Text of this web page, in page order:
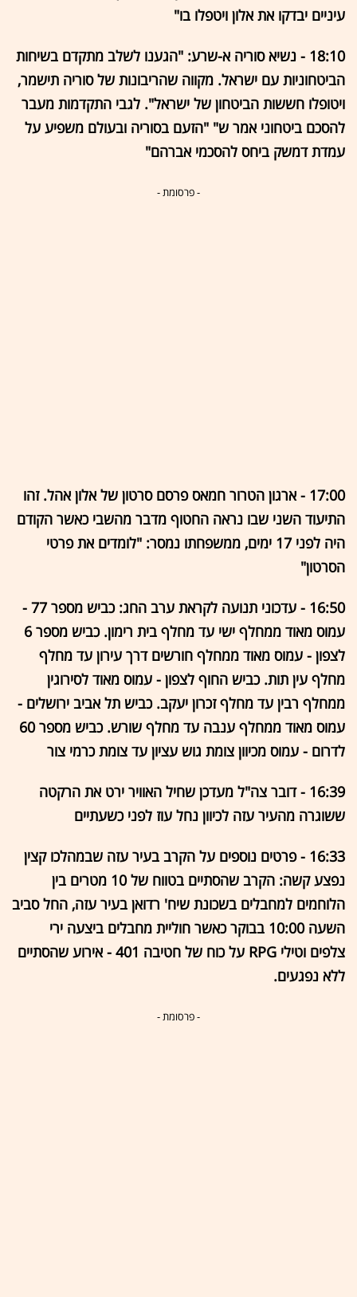
עיניים יבדקו את אלון ויטפלו בו"
18:10 - נשיא סוריה א-שרע: "הגענו לשלב מתקדם בשיחות
הביטחוניות עם ישראל. מקווה שהריבונות של סוריה תישמר,
ויטופלו חששות הביטחון של ישראל". לגבי התקדמות מעבר
להסכם ביטחוני אמר ש" "הזעם בסוריה ובעולם משפיע על
עמדת דמשק ביחס להסכמי אברהם"
- פרסומת -
17:00 - ארגון הטרור חמאס פרסם סרטון של אלון אהל. זהו
התיעוד השני שבו נראה החטוף מדבר מהשבי כאשר הקודם
היה לפני 17 ימים, ממשפחתו נמסר: "לומדים את פרטי
הסרטון"
16:50 - עדכוני תנועה לקראת ערב החג: כביש מספר 77 -
עמוס מאוד ממחלף ישי עד מחלף בית רימון. כביש מספר 6
לצפון - עמוס מאוד ממחלף חורשים דרך עירון עד מחלף
מחלף עין תות. כביש החוף לצפון - עמוס מאוד לסירוגין
ממחלף רבין עד מחלף זכרון יעקב. כביש תל אביב ירושלים -
עמוס מאוד ממחלף ענבה עד מחלף שורש. כביש מספר 60
לדרום - עמוס מכיוון צומת גוש עציון עד צומת כרמי צור
16:39 - דובר צה"ל מעדכן שחיל האוויר ירט את הרקטה
ששוגרה מהעיר עזה לכיוון נחל עוז לפני כשעתיים
16:33 - פרטים נוספים על הקרב בעיר עזה שבמהלכו קצין
נפצע קשה: הקרב שהסתיים בטווח של 10 מטרים בין
הלוחמים למחבלים בשכונת שיח' רדואן בעיר עזה, החל סביב
השעה 10:00 בבוקר כאשר חוליית מחבלים ביצעה ירי
צלפים וטילי RPG על כוח של חטיבה 401 - אירוע שהסתיים
ללא נפגעים.
- פרסומת -